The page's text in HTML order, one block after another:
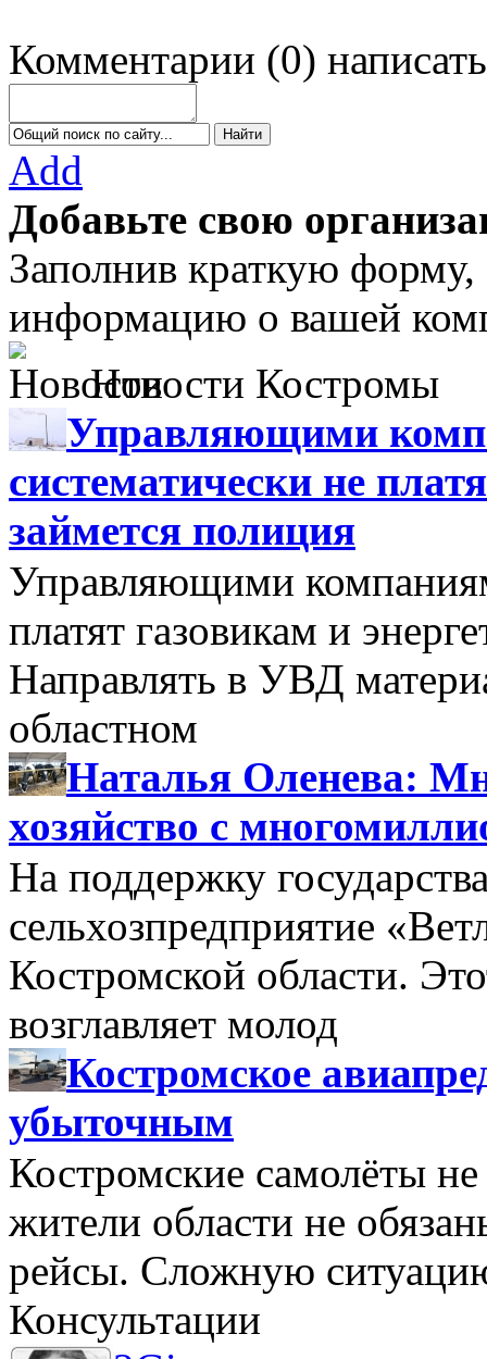
Комментарии (0) написать
Add
Добавьте свою
Заполнив краткую
информацию о вашей
Новости Костромы
Управляющими
систематически не
займется полиция
Управляющими
платят газовикам и
Направлять в УВД
областном
Наталья Оленева:
хозяйство с
На поддержку
сельхозпредприятие
Костромской области.
возглавляет молод
Костромское
убыточным
Костромские самолёты
жители области не
рейсы. Сложную
Консультации